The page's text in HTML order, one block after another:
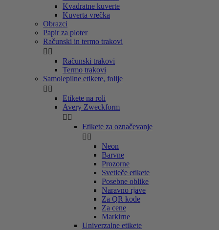
Kvadratne kuverte
Kuverta vrečka
Obrazci
Papir za ploter
Računski in termo trakovi
 
Računski trakovi
Termo trakovi
Samolepilne etikete, folije
 
Etikete na roli
Avery Zweckform
 
Etikete za označevanje
 
Neon
Barvne
Prozorne
Svetleče etikete
Posebne oblike
Naravno rjave
Za QR kode
Za cene
Markirne
Univerzalne etikete